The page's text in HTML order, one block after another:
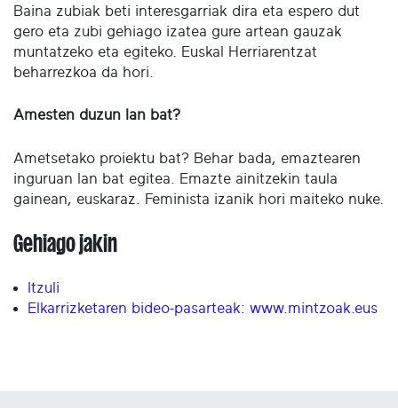
Baina zubiak beti interesgarriak dira eta espero dut
gero eta zubi gehiago izatea gure artean gauzak
muntatzeko eta egiteko. Euskal Herriarentzat
beharrezkoa da hori.
Amesten duzun lan bat?
Ametsetako proiektu bat? Behar bada, emaztearen
inguruan lan bat egitea. Emazte ainitzekin taula
gainean, euskaraz. Feminista izanik hori maiteko nuke.
Gehiago jakin
Itzuli
Elkarrizketaren bideo-pasarteak: www.mintzoak.eus